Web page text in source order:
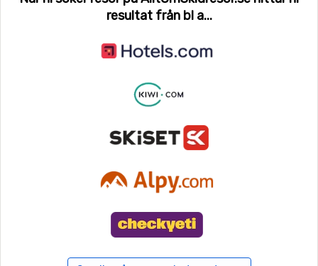
resultat från bl a...